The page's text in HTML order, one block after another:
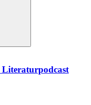
Literaturpodcast